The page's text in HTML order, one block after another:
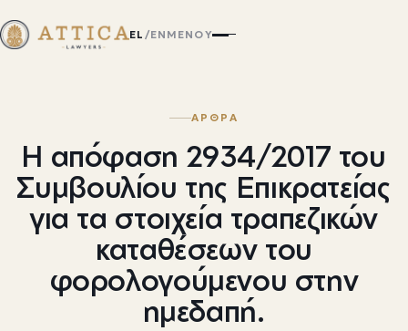
EL /EN ΜΕΝΟΎ
ΑΡΘΡΑ
Η απόφαση 2934/2017 του
Συμβουλίου της Επικρατείας
για τα στοιχεία τραπεζικών
καταθέσεων του
φορολογούμενου στην
ημεδαπή.